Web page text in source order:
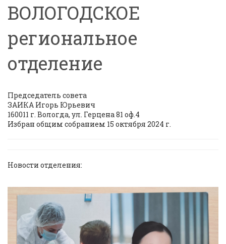
ВОЛОГОДСКОЕ
региональное
отделение
Председатель совета
ЗАИКА Игорь Юрьевич
160011 г. Вологда, ул. Герцена 81 оф.4
Избран общим собранием 15 октября 2024 г.
Новости отделения: